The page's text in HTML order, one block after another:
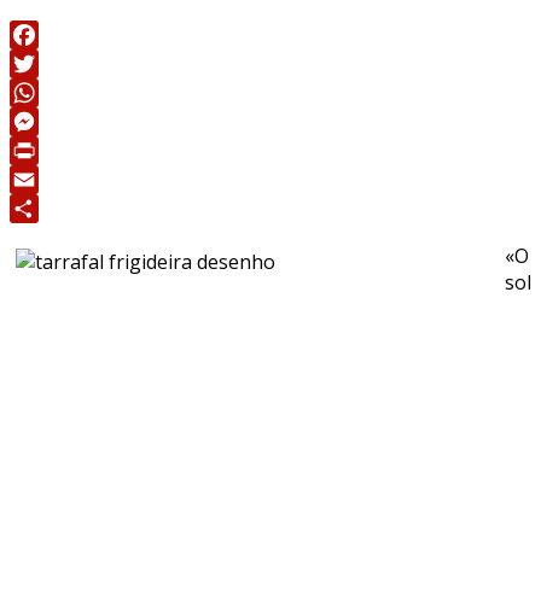
Facebook
Twitter
WhatsApp
Messenger
Print
Email
«O
sol